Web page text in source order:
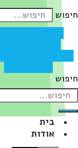
בית
אודות